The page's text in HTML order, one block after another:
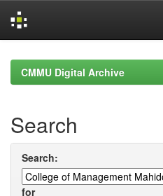
navigationCMMU Digital Archive
Search
Search:
for